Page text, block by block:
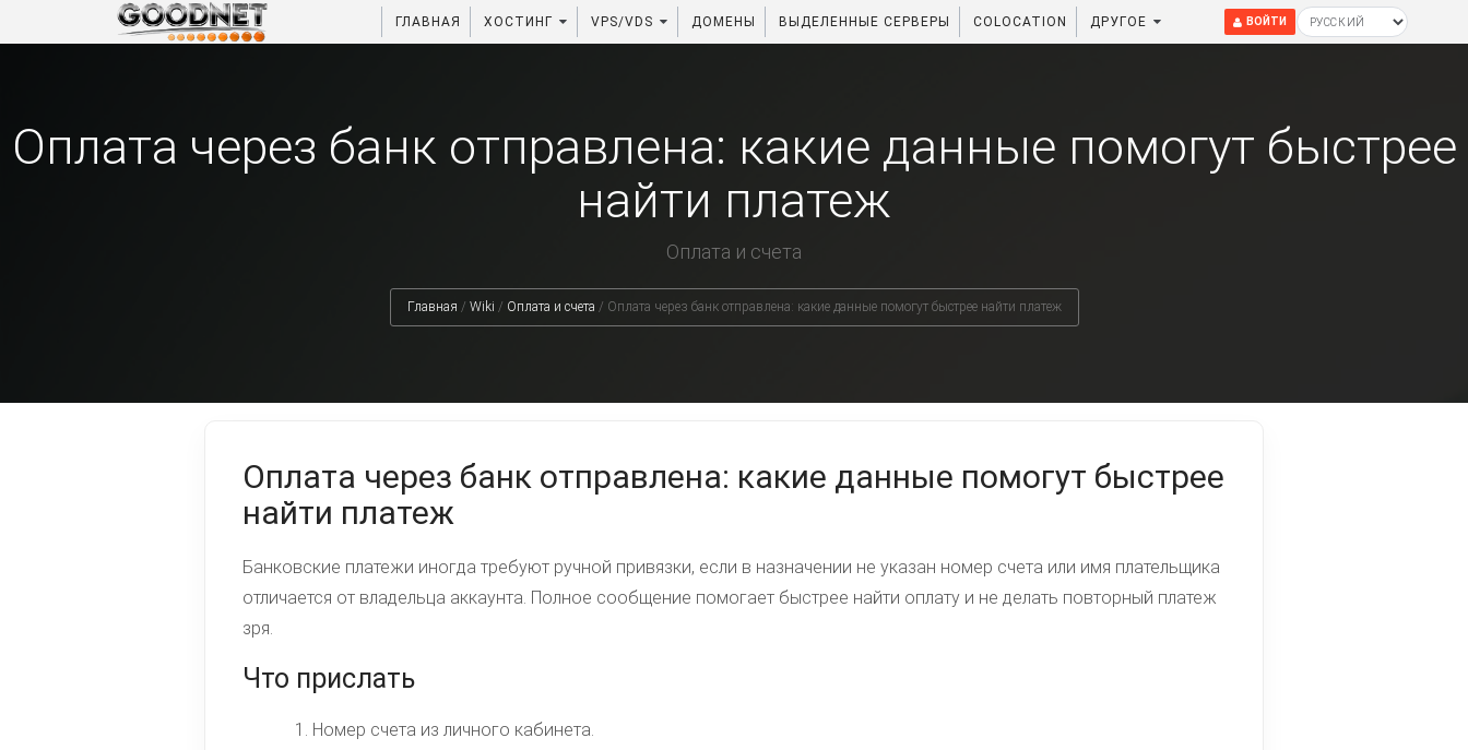
ГЛАВНАЯ ХОСТИНГ VPS/VDS ДОМЕНЫ ВЫДЕЛЕННЫЕ СЕРВЕРЫ COLOCATION ДРУГОЕ ВОЙТИ
Оплата через банк отправлена: какие данные помогут быстрее
найти платеж
Оплата и счета
Главная / Wiki / Оплата и счета / Оплата через банк отправлена: какие данные помогут быстрее найти платеж
Оплата через банк отправлена: какие данные помогут быстрее
найти платеж
Банковские платежи иногда требуют ручной привязки, если в назначении не указан номер счета или имя плательщика
отличается от владельца аккаунта. Полное сообщение помогает быстрее найти оплату и не делать повторный платеж
зря.
Что прислать
Номер счета из личного кабинета.